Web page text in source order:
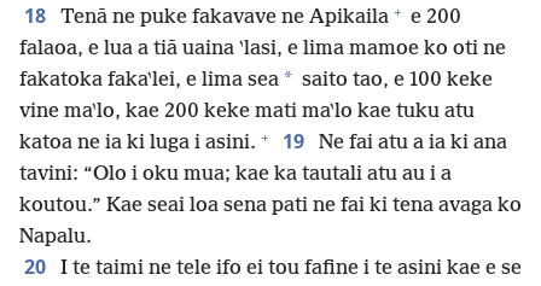
18 Tenā ne puke fakavave ne Apikaila + e 200
falaoa, e lua a tiā uaina ‵lasi, e lima mamoe ko oti ne
fakatoka faka‵lei, e lima sea * saito tao, e 100 keke
vine ma‵lo, kae 200 keke mati ma‵lo kae tuku atu
katoa ne ia ki luga i asini. + 19
Ne fai atu a ia ki ana
tavini: “Olo i oku mua; kae ka tautali atu au i a
koutou.” Kae seai loa sena pati ne fai ki tena avaga ko
Napalu.
20
I te taimi ne tele ifo ei tou fafine i te asini kae e se